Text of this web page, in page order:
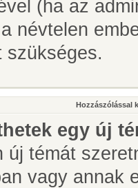
(ha az
névtelen
szükséges.
Hozzászólással
egy új
új témát
vagy annak